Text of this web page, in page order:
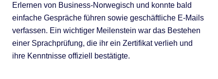
Erlernen von Business-Norwegisch und konnte bald
einfache Gespräche führen sowie geschäftliche E-Mails
verfassen. Ein wichtiger Meilenstein war das Bestehen
einer Sprachprüfung, die ihr ein Zertifikat verlieh und
ihre Kenntnisse offiziell bestätigte.